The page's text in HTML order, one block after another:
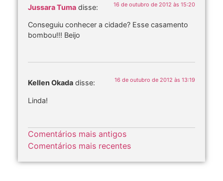
Jussara Tuma disse: 16 de outubro de 2012 às 15:20
Conseguiu conhecer a cidade? Esse casamento
bombou!!! Beijo
Kellen Okada disse: 16 de outubro de 2012 às 13:19
Linda!
Comentários mais antigos
Comentários mais recentes